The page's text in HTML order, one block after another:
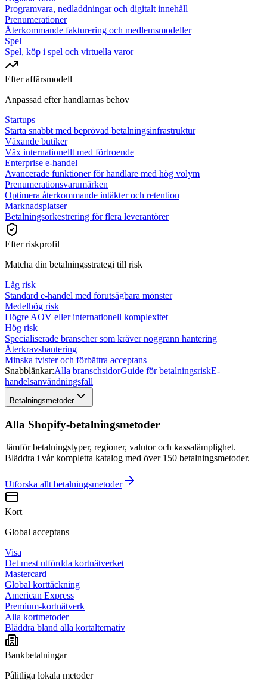
Programvara, nedladdningar och digitalt innehåll
Prenumerationer
Återkommande fakturering och medlemsmodeller
Spel
Spel, köp i spel och virtuella varor
Efter affärsmodell
Anpassad efter handlarnas behov
Startups
Starta snabbt med beprövad betalningsinfrastruktur
Växande butiker
Väx internationellt med förtroende
Enterprise e-handel
Avancerade funktioner för handlare med hög volym
Prenumerationsvarumärken
Optimera återkommande intäkter och retention
Marknadsplatser
Betalningsorkestrering för flera leverantörer
Efter riskprofil
Matcha din betalningsstrategi till risk
Låg risk
Standard e-handel med förutsägbara mönster
Medelhög risk
Högre AOV eller internationell komplexitet
Hög risk
Specialiserade branscher som kräver noggrann hantering
Återkravshantering
Minska tvister och förbättra acceptans
Snabblänkar:Alla branschsidorGuide för betalningsriskE-
handelsanvändningsfall
Betalningsmetoder
Alla Shopify-betalningsmetoder
Jämför betalningstyper, regioner, valutor och kassalämplighet.
Bläddra i vår kompletta katalog med över 150 betalningsmetoder.
Utforska allt betalningsmetoder
Kort
Global acceptans
Visa
Det mest utfördda kortnätverket
Mastercard
Global korttäckning
American Express
Premium-kortnätverk
Alla kortmetoder
Bläddra bland alla kortalternativ
Bankbetalningar
Pålitliga lokala metoder